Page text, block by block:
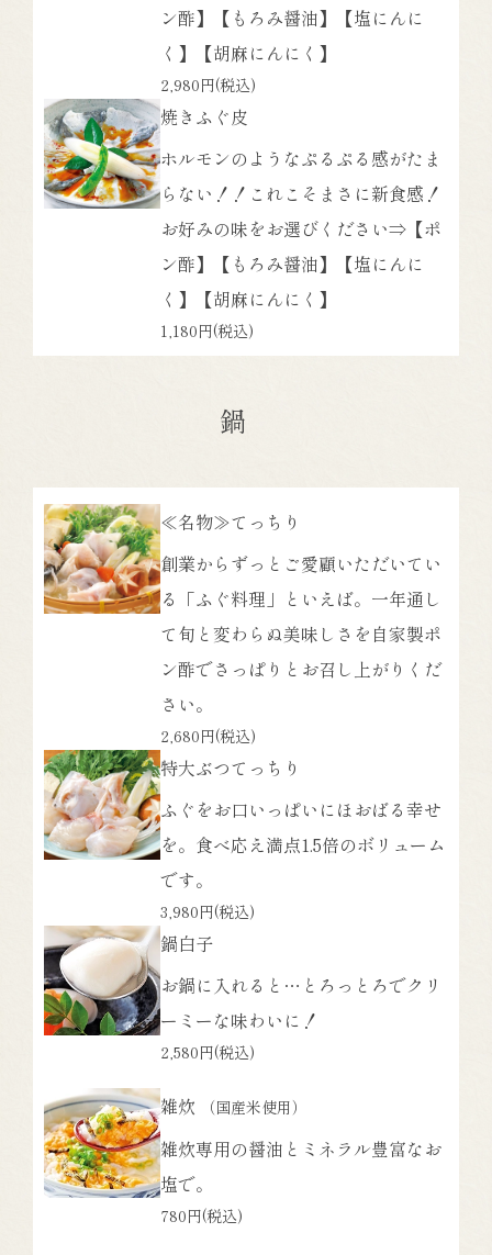
ン酢】【もろみ醤油】【塩にんに
く】【胡麻にんにく】
2,980円(税込)
焼きふぐ皮
ホルモンのようなぷるぷる感がたま
らない！！これこそまさに新食感！
お好みの味をお選びください⇒【ポ
ン酢】【もろみ醤油】【塩にんに
く】【胡麻にんにく】
1,180円(税込)
鍋
≪名物≫てっちり
創業からずっとご愛顧いただいてい
る「ふぐ料理」といえば。一年通し
て旬と変わらぬ美味しさを自家製ポ
ン酢でさっぱりとお召し上がりくだ
さい。
2,680円(税込)
特大ぶつてっちり
ふぐをお口いっぱいにほおばる幸せ
を。食べ応え満点1.5倍のボリューム
です。
3,980円(税込)
鍋白子
お鍋に入れると…とろっとろでクリ
ーミーな味わいに！
2,580円(税込)
雑炊 （国産米使用）
雑炊専用の醤油とミネラル豊富なお
塩で。
780円(税込)